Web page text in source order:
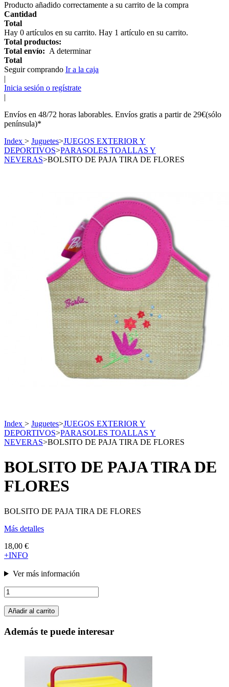
Producto añadido correctamente a su carrito de la compra
Cantidad
Total
Hay 0 artículos en su carrito. Hay 1 artículo en su carrito.
Total productos:
Total envío: A determinar
Total
Seguir comprando Ir a la caja
|
Inicia sesión o regístrate
|
Envíos en 48/72 horas laborables. Envíos gratis a partir de 29€(sólo
península)*
Index > Juguetes>JUEGOS EXTERIOR Y
DEPORTIVOS>PARASOLES TOALLAS Y
NEVERAS>BOLSITO DE PAJA TIRA DE FLORES
Index > Juguetes>JUEGOS EXTERIOR Y
DEPORTIVOS>PARASOLES TOALLAS Y
NEVERAS>BOLSITO DE PAJA TIRA DE FLORES
BOLSITO DE PAJA TIRA DE
FLORES
BOLSITO DE PAJA TIRA DE FLORES
Más detalles
18,00 €
+INFO
Ver más información
Añadir al carrito
Además te puede interesar